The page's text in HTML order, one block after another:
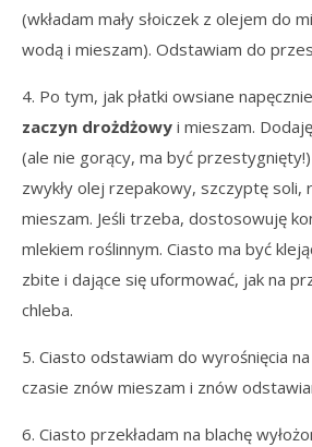
(wkładam mały słoiczek z olejem do
wodą i mieszam). Odstawiam do
4. Po tym, jak płatki owsiane
zaczyn drożdżowy i mieszam.
(ale nie gorący, ma być
zwykły olej rzepakowy, szczyptę soli,
mieszam. Jeśli trzeba, dostosowuję
mlekiem roślinnym. Ciasto ma być
zbite i dające się uformować, jak na
chleba.
5. Ciasto odstawiam do wyrośnięcia
czasie znów mieszam i znów
6. Ciasto przekładam na blachę